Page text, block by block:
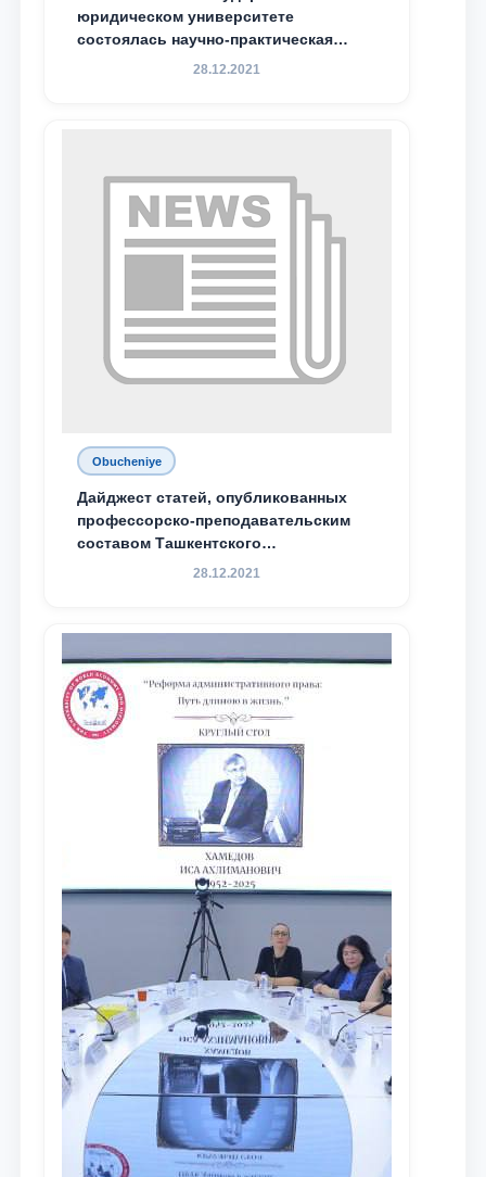
юридическом университете
состоялась научно-практическая
конференция магистрантов
28.12.2021
Obucheniye
Дайджест статей, опубликованных
профессорско-преподавательским
составом Ташкентского
государственного юридического
доведения до международного
сообщества результатов реформ и
исследований в сфере
противодействия коррупции
28.12.2021